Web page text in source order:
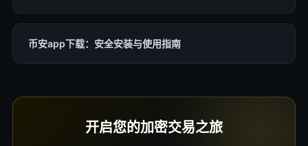
币安app下载：安全安装与使用指南
开启您的加密交易之旅